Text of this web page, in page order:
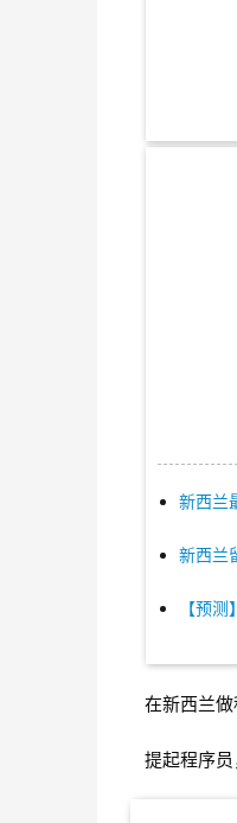
新西兰
新西兰
【预
在新西兰做
提起程序